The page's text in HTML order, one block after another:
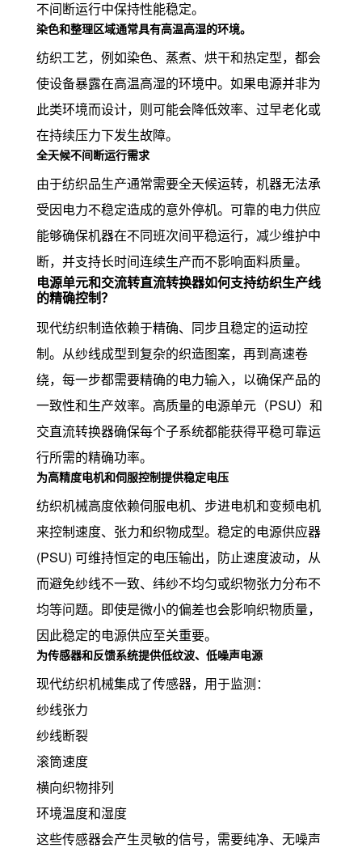
不间断运行中保持性能稳定。
染色和整理区域通常具有高温高湿的环境。
纺织工艺，例如染色、蒸煮、烘干和热定型，都会
使设备暴露在高温高湿的环境中。如果电源并非为
此类环境而设计，则可能会降低效率、过早老化或
在持续压力下发生故障。
全天候不间断运行需求
由于纺织品生产通常需要全天候运转，机器无法承
受因电力不稳定造成的意外停机。可靠的电力供应
能够确保机器在不同班次间平稳运行，减少维护中
断，并支持长时间连续生产而不影响面料质量。
电源单元和交流转直流转换器如何支持纺织生产线
的精确控制？
现代纺织制造依赖于精确、同步且稳定的运动控
制。从纱线成型到复杂的织造图案，再到高速卷
绕，每一步都需要精确的电力输入，以确保产品的
一致性和生产效率。高质量的电源单元（PSU）和
交直流转换器确保每个子系统都能获得平稳可靠运
行所需的精确功率。
为高精度电机和伺服控制提供稳定电压
纺织机械高度依赖伺服电机、步进电机和变频电机
来控制速度、张力和织物成型。稳定的电源供应器
(PSU) 可维持恒定的电压输出，防止速度波动，从
而避免纱线不一致、纬纱不均匀或织物张力分布不
均等问题。即使是微小的偏差也会影响织物质量，
因此稳定的电源供应至关重要。
为传感器和反馈系统提供低纹波、低噪声电源
现代纺织机械集成了传感器，用于监测：
纱线张力
纱线断裂
滚筒速度
横向织物排列
环境温度和湿度
这些传感器会产生灵敏的信号，需要纯净、无噪声